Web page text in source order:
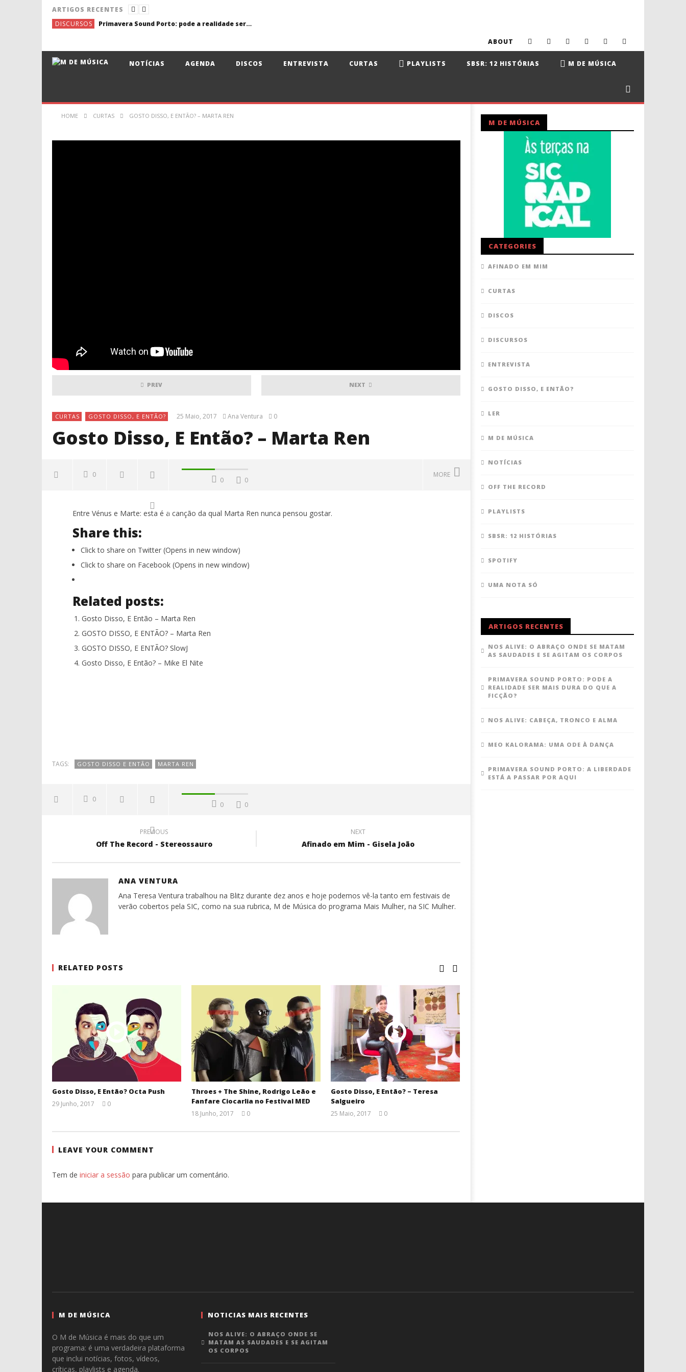
ARTIGOS RECENTES
DISCURSOS
Primavera Sound Porto: pode a realidade ser mais dura do que a ficção?
ABOUT
NOTÍCIAS AGENDA DISCOS ENTREVISTA CURTAS PLAYLISTS SBSR: 12 HISTÓRIAS M DE MÚSICA
HOME CURTAS GOSTO DISSO, E ENTÃO? – MARTA REN
PREV NEXT
CURTAS GOSTO DISSO, E ENTÃO? 25 Maio, 2017 Ana Ventura 0
Gosto Disso, E Então? – Marta Ren
0
0 0
MORE
Gosto Disso, E Então? – Marta Ren
2017
Ventura
os corpos
25
Ventura
Ventura
2017
Ventura
Entre Vénus e Marte: esta é a canção da qual Marta Ren nunca pensou gostar.
Share this:
Click to share on Twitter (Opens in new window)
Click to share on Facebook (Opens in new window)
Related posts:
Gosto Disso, E Então – Marta Ren
GOSTO DISSO, E ENTÃO? – Marta Ren
GOSTO DISSO, E ENTÃO? SlowJ
Gosto Disso, E Então? – Mike El Nite
TAGS: GOSTO DISSO E ENTÃO MARTA REN
0
0 0
PREVIOUS
Off The Record - Stereossauro
NEXT
Afinado em Mim - Gisela João
ANA VENTURA
Ana Teresa Ventura trabalhou na Blitz durante dez anos e hoje podemos vê-la tanto em festivais de
verão cobertos pela SIC, como na sua rubrica, M de Música do programa Mais Mulher, na SIC Mulher.
RELATED POSTS
Gosto Disso, E Então? Octa Push
29 Junho, 2017
0
Throes + The Shine, Rodrigo Leão e
Fanfare Ciocarlia no Festival MED
18 Junho, 2017
Ventura
0
Gosto Disso, E Então? – Teresa
Salgueiro
25 Maio, 2017
Ventura
0
LEAVE YOUR COMMENT
Tem de iniciar a sessão para publicar um comentário.
M DE MÚSICA
CATEGORIES
AFINADO EM MIM
CURTAS
DISCOS
DISCURSOS
ENTREVISTA
GOSTO DISSO, E ENTÃO?
LER
M DE MÚSICA
NOTÍCIAS
OFF THE RECORD
PLAYLISTS
SBSR: 12 HISTÓRIAS
SPOTIFY
UMA NOTA SÓ
ARTIGOS RECENTES
NOS ALIVE: O ABRAÇO ONDE SE MATAM
AS SAUDADES E SE AGITAM OS CORPOS
PRIMAVERA SOUND PORTO: PODE A
REALIDADE SER MAIS DURA DO QUE A
FICÇÃO?
NOS ALIVE: CABEÇA, TRONCO E ALMA
MEO KALORAMA: UMA ODE À DANÇA
PRIMAVERA SOUND PORTO: A LIBERDADE
ESTÁ A PASSAR POR AQUI
M DE MÚSICA
O M de Música é mais do que um
programa: é uma verdadeira plataforma
que inclui notícias, fotos, vídeos,
críticas, playlists e agenda.
NOTICIAS MAIS RECENTES
NOS ALIVE: O ABRAÇO ONDE SE
MATAM AS SAUDADES E SE AGITAM
OS CORPOS